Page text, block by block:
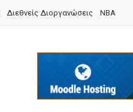
Διεθνείς Διοργανώσεις NBA